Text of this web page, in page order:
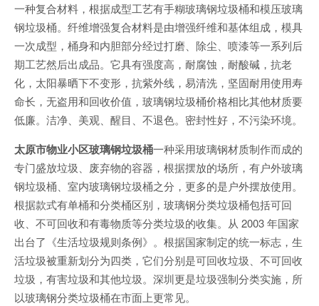
一种复合材料，根据成型工艺有手糊玻璃钢垃圾桶和模压玻璃
钢垃圾桶。纤维增强复合材料是由增强纤维和基体组成，模具
一次成型，桶身和内胆部分经过打磨、除尘、喷漆等一系列后
期工艺然后出成品。它具有强度高，耐腐蚀，耐酸碱，抗老
化，太阳暴晒下不变形，抗紫外线，易清洗，坚固耐用使用寿
命长，无盗用和回收价值，玻璃钢垃圾桶价格相比其他材质要
低廉。洁净、美观、醒目、不退色。密封性好，不污染环境。
太原市物业小区玻璃钢垃圾桶一种采用玻璃钢材质制作而成的
专门盛放垃圾、废弃物的容器，根据摆放的场所，有户外玻璃
钢垃圾桶、室内玻璃钢垃圾桶之分，更多的是户外摆放使用。
根据款式有单桶和分类桶区别，玻璃钢分类垃圾桶包括可回
收、不可回收和有毒物质等分类垃圾的收集。从 2003 年国家
出台了《生活垃圾规则条例》。根据国家制定的统一标志，生
活垃圾被重新划分为四类，它们分别是可回收垃圾、不可回收
垃圾，有害垃圾和其他垃圾。深圳更是垃圾强制分类实施，所
以玻璃钢分类垃圾桶在市面上更常见。